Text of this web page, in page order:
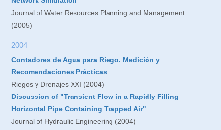
Journal of Water Resources Planning and Management
(2005)
2004
Contadores de Agua para Riego. Medición y
Recomendaciones Prácticas
Riegos y Drenajes XXI (2004)
Discussion of "Transient Flow in a Rapidly Filling
Horizontal Pipe Containing Trapped Air"
Journal of Hydraulic Engineering (2004)